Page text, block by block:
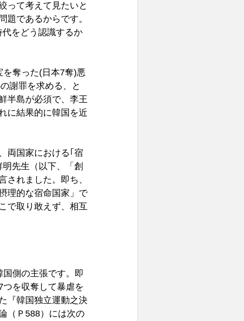
って考えて見たいと
題であるからです。
をどう認識するか
奪った(日本7奪)悪
謝罪を求める、と
半島が必須で、李王
に結果的に韓国を近
両国家における｢宿
先生（以下、「創
されました。即ち、
理的な宿命国家」で
で取り敢えず、相互
国側の主張です。即
を収奪して暴虐を
『韓国独立運動之決
（Ｐ588）には次の